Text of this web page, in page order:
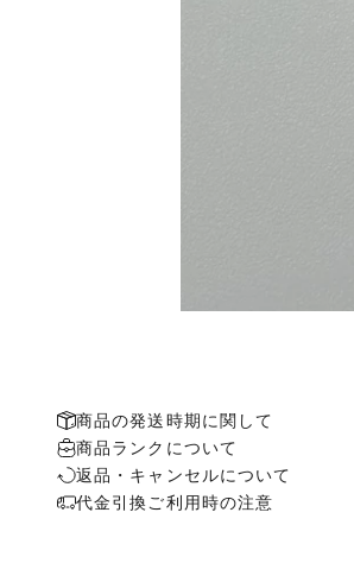
商品の発送時期に関して
商品ランクについて
返品・キャンセルについて
代金引換ご利用時の注意